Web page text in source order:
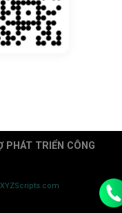
PHÁT TRIỂN CÔNG
XYZScripts.com